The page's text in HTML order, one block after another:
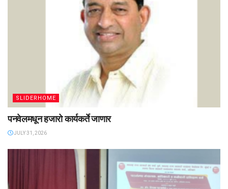
SLIDERHOME
पनवेलमधून हजारो कार्यकर्ते जाणार
JULY 31, 2026